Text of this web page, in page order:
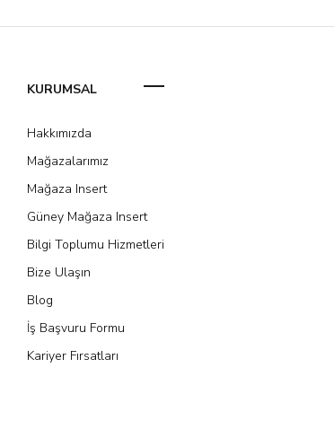
KURUMSAL
Hakkımızda
Mağazalarımız
Mağaza Insert
Güney Mağaza Insert
Bilgi Toplumu Hizmetleri
Bize Ulaşın
Blog
İş Başvuru Formu
Kariyer Fırsatları